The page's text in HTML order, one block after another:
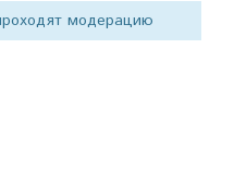
модерацию